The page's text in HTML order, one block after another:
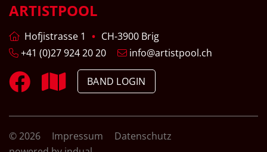
ARTISTPOOL
Hofjistrasse 1
CH-3900 Brig
+41 (0)27 924 20 20
info@artistpool.ch
BAND LOGIN
© 2026 Impressum
Datenschutz